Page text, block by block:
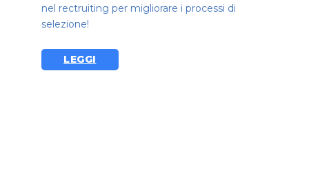
nel rectruiting per migliorare i processi di
selezione!
LEGGI